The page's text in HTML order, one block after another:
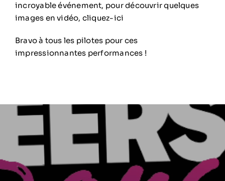
incroyable événement, pour découvrir quelques
images en vidéo, cliquez-ici
Bravo à tous les pilotes pour ces
impressionnantes performances !